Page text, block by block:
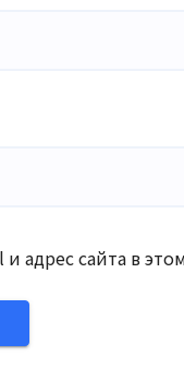
адрес сайта в